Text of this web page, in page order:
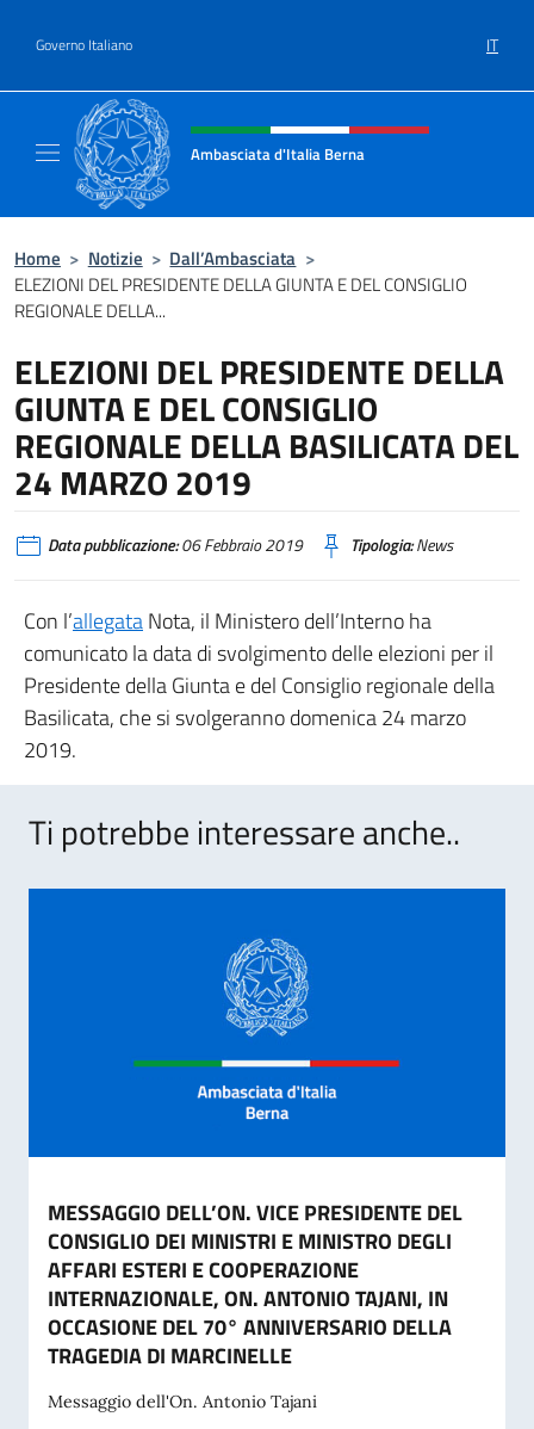
Governo Italiano IT
Intestazione sito, social e menù
Ambasciata d'Italia Berna
Home > Notizie > Dall’Ambasciata >
ELEZIONI DEL PRESIDENTE DELLA GIUNTA E DEL CONSIGLIO
REGIONALE DELLA...
ELEZIONI DEL PRESIDENTE DELLA
GIUNTA E DEL CONSIGLIO
REGIONALE DELLA BASILICATA DEL
24 MARZO 2019
Data pubblicazione:06 Febbraio 2019 Tipologia:News
Con l’allegataNota, il Ministero dell’Interno ha
comunicato la data di svolgimento delle elezioni per il
Presidente della Giunta e del Consiglio regionale della
Basilicata, che si svolgeranno domenica 24 marzo
2019.
Ti potrebbe interessare anche..
MESSAGGIO DELL’ON. VICE PRESIDENTE DEL
CONSIGLIO DEI MINISTRI E MINISTRO DEGLI
AFFARI ESTERI E COOPERAZIONE
INTERNAZIONALE, ON. ANTONIO TAJANI, IN
OCCASIONE DEL 70° ANNIVERSARIO DELLA
TRAGEDIA DI MARCINELLE
Messaggio dell'On. Antonio Tajani